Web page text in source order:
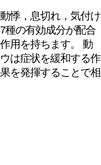
悸，息切れ，気付け
種の有効成分が配合
用を持ちます。 動
は症状を緩和する作
を発揮することで相